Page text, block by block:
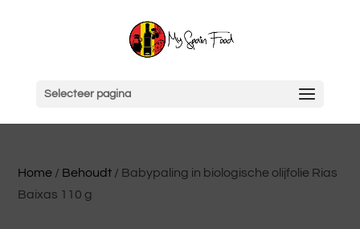
Selecteer pagina
Home / Behoudt / Babypaling in biologische olijfolie Rias
Baixas 110 g